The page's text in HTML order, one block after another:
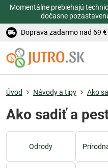
Momentálne prebiehajú
dočasne
Doprava zadarmo nad 69 €
Úvod Návody a tipy Ako
Ako sadiť a
Odrody